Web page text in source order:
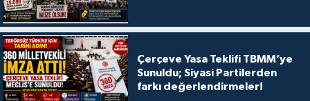
Çerçeve Yasa Teklifi TBMM’ye
Sunuldu; Siyasi Partilerden
farkı değerlendirmeler!